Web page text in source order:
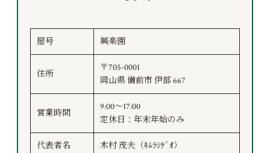
屋号 興楽園
住所
〒705-0001
岡山県 備前市 伊部 667
営業時間
9:00～17:00
定休日：年末年始のみ
代表者名 木村 茂夫（ｷﾑﾗｼｹﾞｵ）